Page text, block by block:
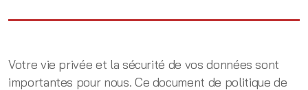
Votre vie privée et la sécurité de vos données sont
importantes pour nous. Ce document de politique de